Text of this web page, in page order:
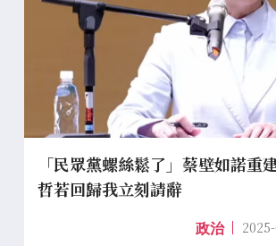
「民眾黨螺絲鬆了」蔡壁如諾重
哲若回歸我立刻請辭
政治